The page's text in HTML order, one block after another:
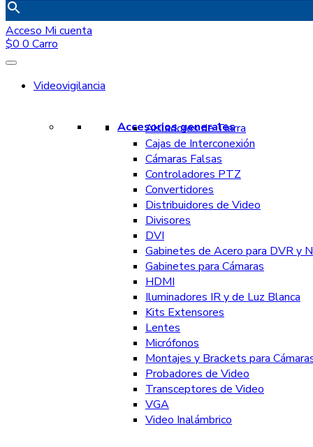
Acceso Mi cuenta
$0 0 Carro
Videovigilancia
Accesorios generales
Aisladores de Tierra
Cajas de Interconexión
Cámaras Falsas
Controladores PTZ
Convertidores
Distribuidores de Video
Divisores
DVI
Gabinetes de Acero para DVR y
Gabinetes para Cámaras
HDMI
Iluminadores IR y de Luz Blanca
Kits Extensores
Lentes
Micrófonos
Montajes y Brackets para
Probadores de Video
Transceptores de Video
VGA
Video Inalámbrico